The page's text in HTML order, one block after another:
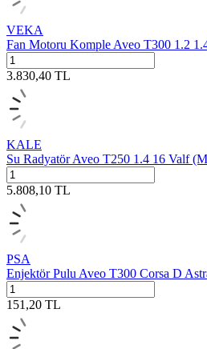
VEKA
Fan Motoru Komple Aveo T300 1.2
3.830,40 TL
KALE
Su Radyatör Aveo T250 1.4 16 Valf
5.808,10 TL
PSA
Enjektör Pulu Aveo T300 Corsa D
151,20 TL